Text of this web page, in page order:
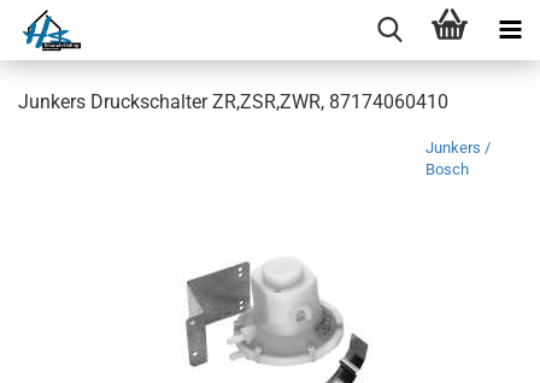
Junkers Druckschalter ZR,ZSR,ZWR, 87174060410
Junkers /
Bosch